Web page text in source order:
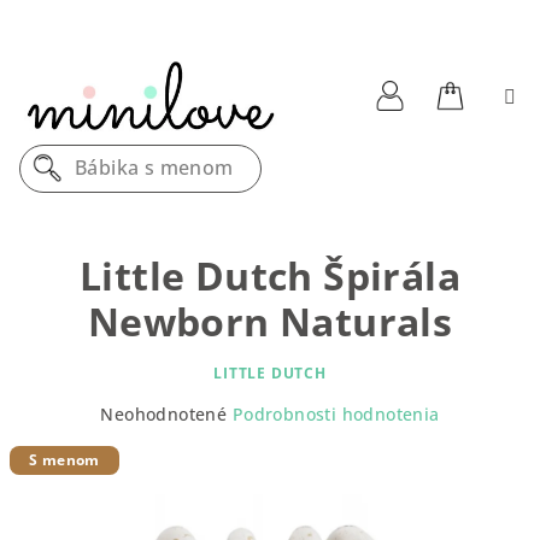
Bábika s menom
Little Dutch Špirála
Newborn Naturals
LITTLE DUTCH
produktu
Neohodnotené Podrobnosti hodnotenia
S menom